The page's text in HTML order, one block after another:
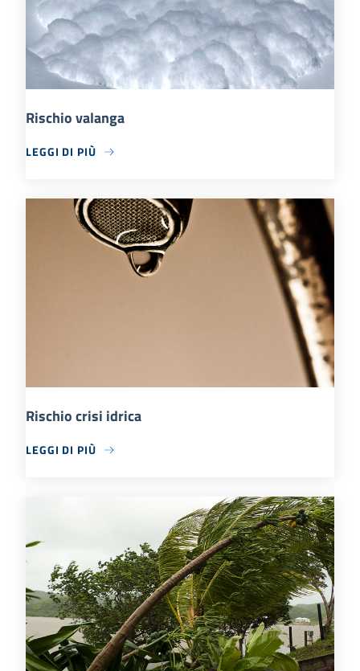
Rischio valanga
LEGGI DI PIÙ
Rischio crisi idrica
LEGGI DI PIÙ